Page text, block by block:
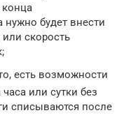
конца
нужно будет внести
скорость
есть возможности
или сутки без
списываются после